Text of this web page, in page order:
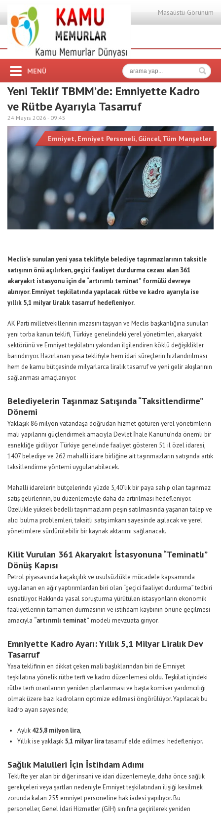
Masaüstü Görünüm
MENÜ
Yeni Teklif TBMM’de: Emniyette Kadro
ve Rütbe Ayarıyla Tasarruf
24 Mayıs 2026 - 09:45
Emniyet, Emniyet Personeli, Güncel,Tüm Manşetler
Meclis’e sunulan yeni yasa teklifiyle belediye taşınmazlarının taksitle
satışının önü açılırken, geçici faaliyet durdurma cezası alan 361
akaryakıt istasyonu için de “artırımlı teminat” formülü devreye
alınıyor. Emniyet teşkilatında yapılacak rütbe ve kadro ayarıyla ise
yıllık 5,1 milyar liralık tasarruf hedefleniyor.
AK Parti milletvekillerinin imzasını taşıyan ve Meclis başkanlığına sunulan
yeni torba kanun teklifi, Türkiye genelindeki yerel yönetimleri, akaryakıt
sektörünü ve Emniyet teşkilatını yakından ilgilendiren köklü değişiklikler
barındırıyor. Hazırlanan yasa teklifiyle hem idari süreçlerin hızlandırılması
hem de kamu bütçesinde milyarlarca liralık tasarruf ve yeni gelir akışlarının
sağlanması amaçlanıyor.
Belediyelerin Taşınmaz Satışında “Taksitlendirme”
Dönemi
Yaklaşık 86 milyon vatandaşa doğrudan hizmet götüren yerel yönetimlerin
mali yapılarını güçlendirmek amacıyla Devlet İhale Kanunu’nda önemli bir
esnekliğe gidiliyor. Türkiye genelinde faaliyet gösteren 51 il özel idaresi,
1407 belediye ve 262 mahalli idare birliğine ait taşınmazların satışında artık
taksitlendirme yöntemi uygulanabilecek.
Mahalli idarelerin bütçelerinde yüzde 5,40’lık bir paya sahip olan taşınmaz
satış gelirlerinin, bu düzenlemeyle daha da artırılması hedefleniyor.
Özellikle yüksek bedelli taşınmazların peşin satılmasında yaşanan talep ve
alıcı bulma problemleri, taksitli satış imkanı sayesinde aşılacak ve yerel
yönetimlere sürdürülebilir bir kaynak aktarımı sağlanacak.
Kilit Vurulan 361 Akaryakıt İstasyonuna “Teminatlı”
Dönüş Kapısı
Petrol piyasasında kaçakçılık ve usulsüzlükle mücadele kapsamında
uygulanan en ağır yaptırımlardan biri olan “geçici faaliyet durdurma” tedbiri
esnetiliyor. Hakkında yasal soruşturma yürütülen istasyonların ekonomik
faaliyetlerinin tamamen durmasının ve istihdam kaybının önüne geçilmesi
amacıyla “artırımlı teminat” modeli mevzuata giriyor.
Emniyette Kadro Ayarı: Yıllık 5,1 Milyar Liralık Dev
Tasarruf
Yasa teklifinin en dikkat çeken mali başlıklarından biri de Emniyet
teşkilatına yönelik rütbe terfi ve kadro düzenlemesi oldu. Teşkilat içindeki
rütbe terfi oranlarının yeniden planlanması ve başta komiser yardımcılığı
olmak üzere bazı kadroların optimize edilmesi öngörülüyor. Yapılacak bu
kadro ayarı sayesinde;
Aylık 425,8 milyon lira,
Yıllık ise yaklaşık 5,1 milyar liratasarruf elde edilmesi hedefleniyor.
Sağlık Malulleri İçin İstihdam Adımı
Teklifte yer alan bir diğer insani ve idari düzenlemeyle, daha önce sağlık
gerekçeleri veya şartları nedeniyle Emniyet teşkilatından ilişiği kesilmek
zorunda kalan 255 emniyet personeline hak iadesi yapılıyor. Bu
personeller, Genel İdari Hizmetler (GİH) sınıfına geçirilerek yeniden